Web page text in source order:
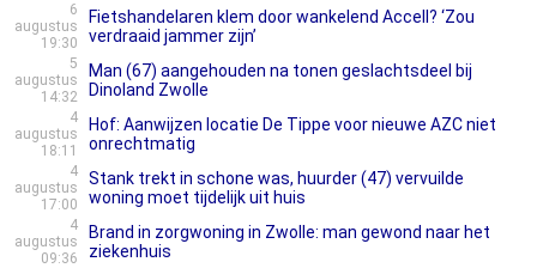
6
augustus
19:30
Fietshandelaren klem door wankelend Accell? ‘Zou
verdraaid jammer zijn’
5
augustus
14:32
Man (67) aangehouden na tonen geslachtsdeel bij
Dinoland Zwolle
4
augustus
18:11
Hof: Aanwijzen locatie De Tippe voor nieuwe AZC niet
onrechtmatig
4
augustus
17:00
Stank trekt in schone was, huurder (47) vervuilde
woning moet tijdelijk uit huis
4
augustus
09:36
Brand in zorgwoning in Zwolle: man gewond naar het
ziekenhuis